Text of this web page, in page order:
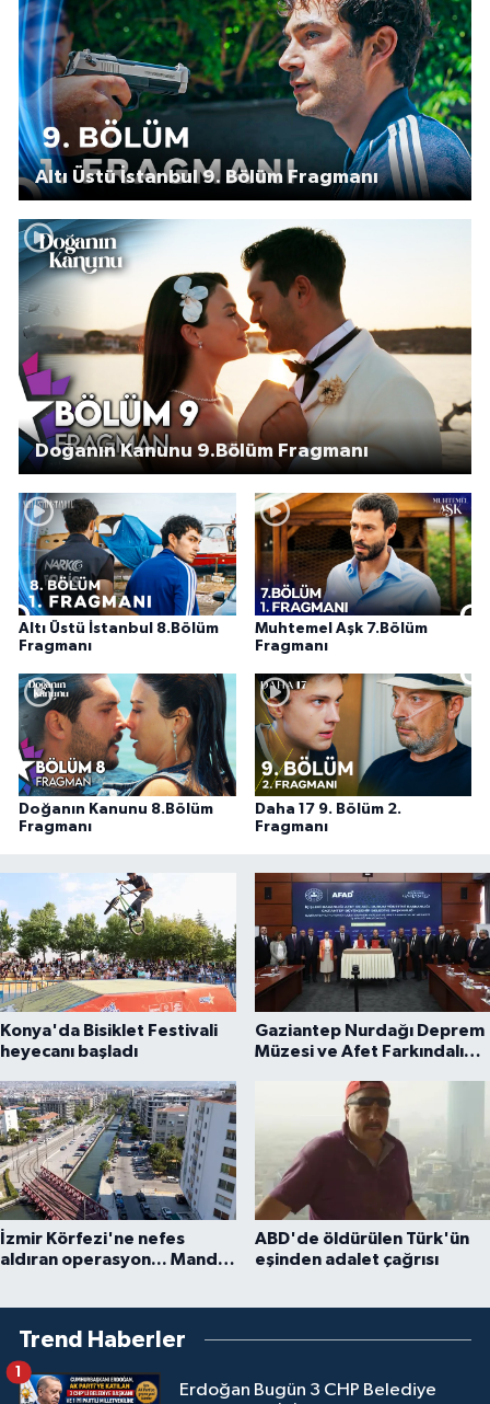
Altı Üstü İstanbul 9. Bölüm Fragmanı
Doğanın Kanunu 9.Bölüm Fragmanı
Altı Üstü İstanbul 8.Bölüm
Fragmanı
Muhtemel Aşk 7.Bölüm
Fragmanı
Doğanın Kanunu 8.Bölüm
Fragmanı
Daha 17 9. Bölüm 2.
Fragmanı
Konya'da Bisiklet Festivali
heyecanı başladı
Gaziantep Nurdağı Deprem
Müzesi ve Afet Farkındalık
İzmir Körfezi'ne nefes
aldıran operasyon... Manda
ABD'de öldürülen Türk'ün
eşinden adalet çağrısı
Trend Haberler
Erdoğan Bugün 3 CHP Belediye
1